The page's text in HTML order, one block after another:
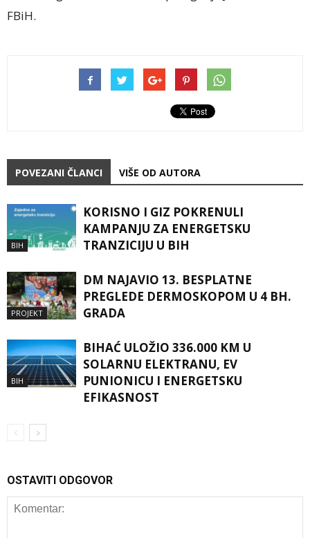
FBiH.
POVEZANI ČLANCI VIŠE OD AUTORA
BIH
KORISNO I GIZ POKRENULI
KAMPANJU ZA ENERGETSKU
TRANZICIJU U BIH
PROJEKT
DM NAJAVIO 13. BESPLATNE
PREGLEDE DERMOSKOPOM U 4 BH.
GRADA
BIH
BIHAĆ ULOŽIO 336.000 KM U
SOLARNU ELEKTRANU, EV
PUNIONICU I ENERGETSKU
EFIKASNOST
OSTAVITI ODGOVOR